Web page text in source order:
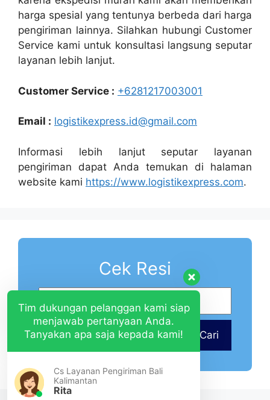
harga spesial yang tentunya berbeda dari harga
pengiriman lainnya. Silahkan hubungi Customer
Service kami untuk konsultasi langsung seputar
layanan lebih lanjut.
Customer Service : +6281217003001
Email : logistikexpress.id@gmail.com
Informasi lebih lanjut seputar layanan
pengiriman dapat Anda temukan di halaman
website kami https://www.logistikexpress.com.
Cek Resi
Cari
Tim dukungan pelanggan kami siap
menjawab pertanyaan Anda.
Tanyakan apa saja kepada kami!
Cs Layanan Pengiriman Bali
Kalimantan
Rita